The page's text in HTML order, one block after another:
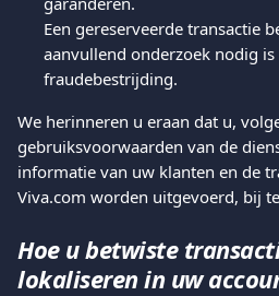
Een gereserveerde transactie
aanvullend onderzoek nodig
fraudebestrijding.
We herinneren u eraan dat u,
gebruiksvoorwaarden van de
informatie van uw klanten en de
Viva.com worden uitgevoerd, bij
Hoe u betwiste
lokaliseren in uw